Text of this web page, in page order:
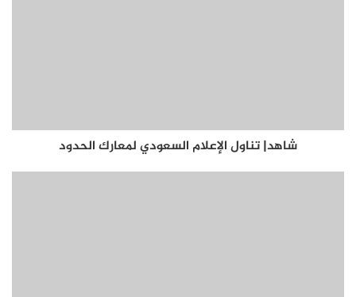
شاهد| تناول الإعلام السعودي لمعارك الحدود